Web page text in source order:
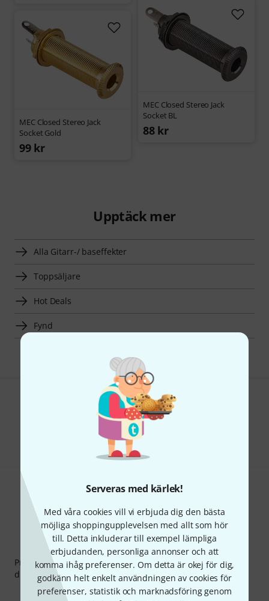
Serveras med kärlek!
Med våra cookies vill vi erbjuda dig den bästa
möjliga shoppingupplevelsen med allt som hör
till. Detta inkluderar till exempel lämpliga
erbjudanden, personliga annonser och att
komma ihåg preferenser. Om detta är okej för dig,
godkänn helt enkelt användningen av cookies för
preferenser, statistik och marknadsföring genom
MEC Closed Stereo Jack
Socket Gold
99 kr
MEC Closed Stereo Jack
Socket BL
88 kr
Upptäck mer
Alla Gitarr-/ baseffekter
Toppsäljare
Hot Deals
Fynd
Gillar du vad du ser?
Dela Hjälp & Feedback
Thomann nyhetsbrev
Prenumererar på Thomanns Nyhetsbrev på engelska och
du kan med lite tur vinna en50 kupong värd50 €!
Inspirerande inlägg
Erbjudanden